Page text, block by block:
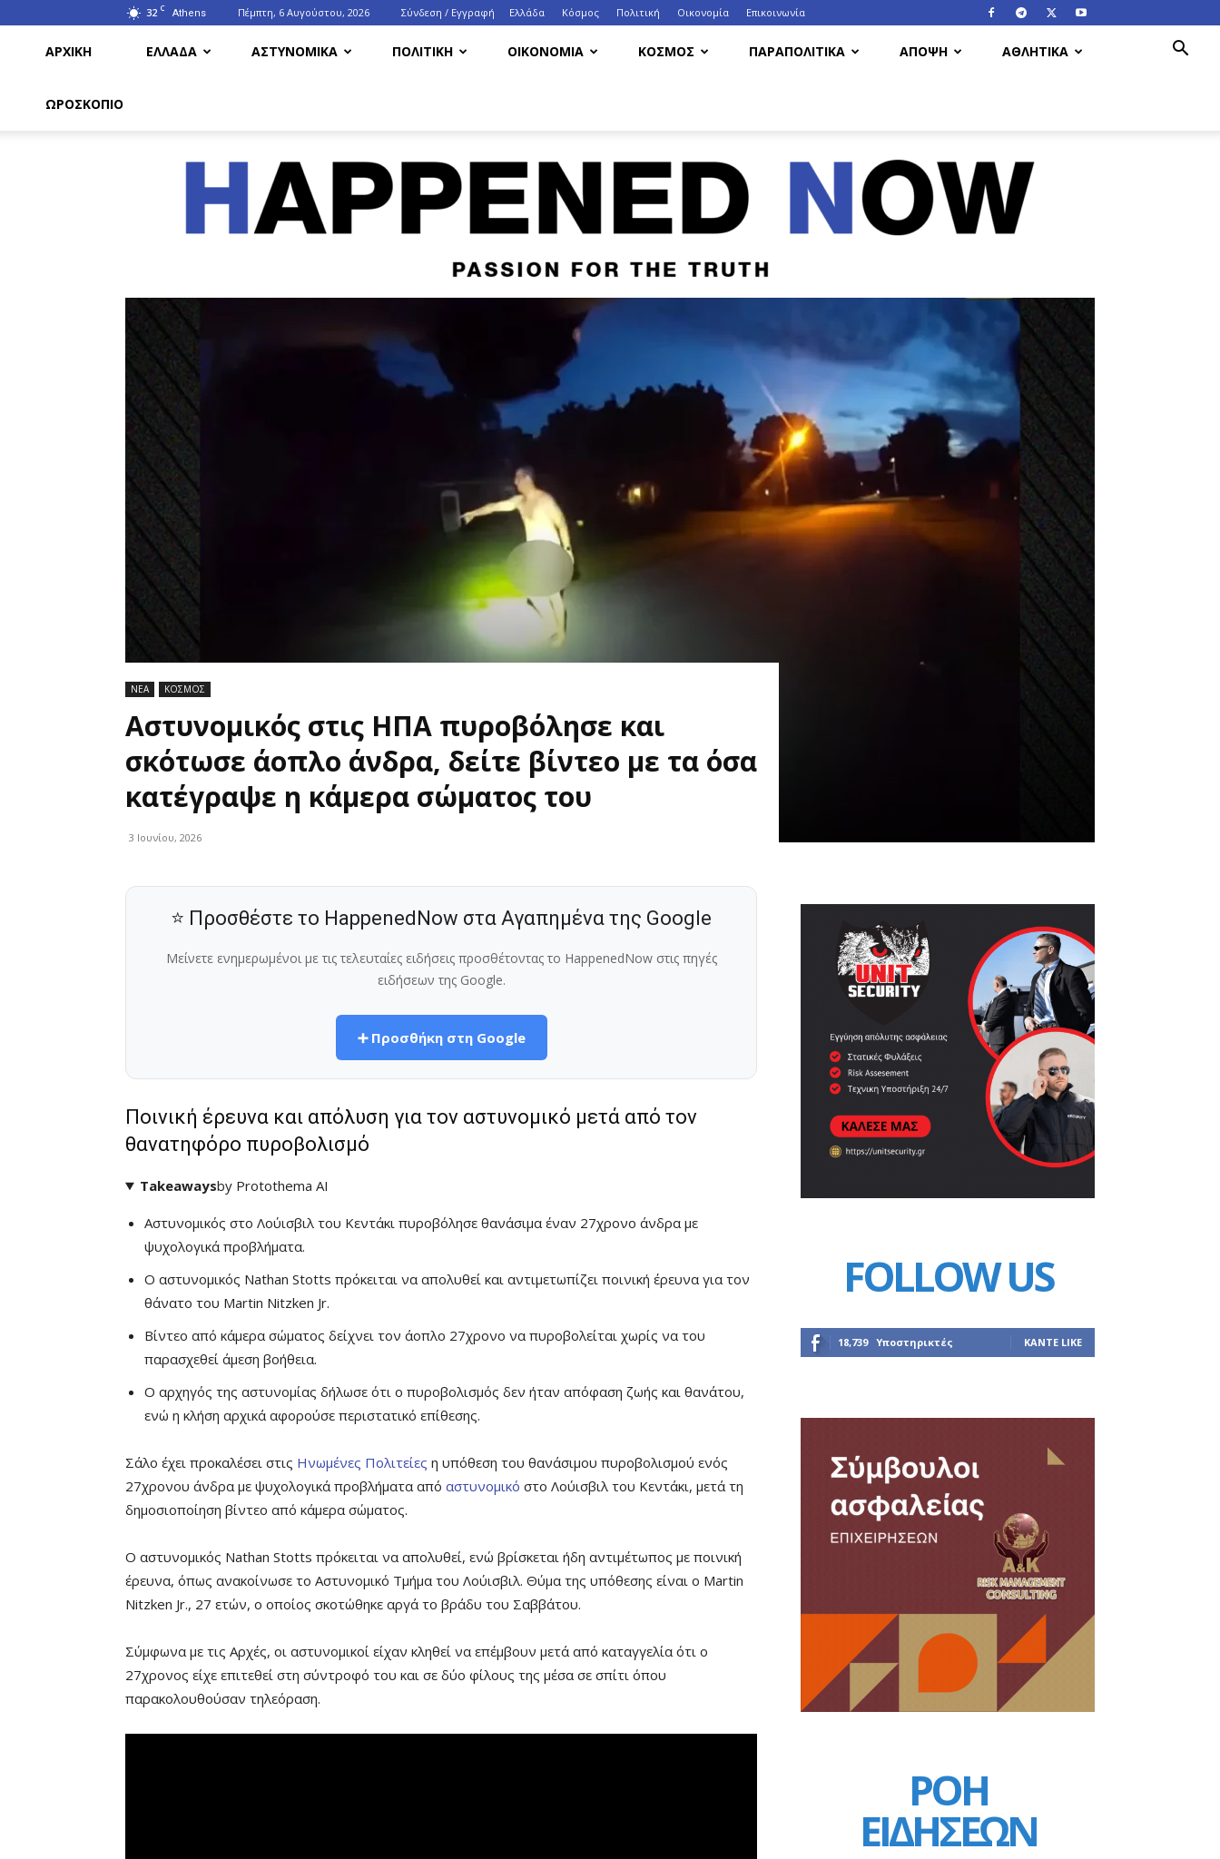
32 C Athens Πέμπτη, 6 Αυγούστου, 2026 Σύνδεση / Εγγραφή Ελλάδα Κόσμος Πολιτική Οικονομία Eπικοινωνία
ΑΡΧΙΚΗ ΕΛΛΑΔΑ ΑΣΤΥΝΟΜΙΚΑ ΠΟΛΙΤΙΚΗ ΟΙΚΟΝΟΜΙΑ ΚΟΣΜΟΣ ΠΑΡΑΠΟΛΙΤΙΚΑ ΑΠΟΨΗ ΑΘΛΗΤΙΚΑ
ΩΡΟΣΚΟΠΙΟ
ΝΕΑ ΚΟΣΜΟΣ
Αστυνομικός στις ΗΠΑ πυροβόλησε και
σκότωσε άοπλο άνδρα, δείτε βίντεο με τα όσα
κατέγραψε η κάμερα σώματος του
3 Ιουνίου, 2026
⭐ Προσθέστε το HappenedNow στα Αγαπημένα της Google
Μείνετε ενημερωμένοι με τις τελευταίες ειδήσεις προσθέτοντας το HappenedNow στις πηγές
ειδήσεων της Google.
➕ Προσθήκη στη Google
Ποινική έρευνα και απόλυση για τον αστυνομικό μετά από τον
θανατηφόρο πυροβολισμό
Takeawaysby Protothema AI
Αστυνομικός στο Λούισβιλ του Κεντάκι πυροβόλησε θανάσιμα έναν 27χρονο άνδρα με
ψυχολογικά προβλήματα.
Ο αστυνομικός Nathan Stotts πρόκειται να απολυθεί και αντιμετωπίζει ποινική έρευνα για τον
θάνατο του Martin Nitzken Jr.
Βίντεο από κάμερα σώματος δείχνει τον άοπλο 27χρονο να πυροβολείται χωρίς να του
παρασχεθεί άμεση βοήθεια.
Ο αρχηγός της αστυνομίας δήλωσε ότι ο πυροβολισμός δεν ήταν απόφαση ζωής και θανάτου,
ενώ η κλήση αρχικά αφορούσε περιστατικό επίθεσης.
Σάλο έχει προκαλέσει στις Ηνωμένες Πολιτείες η υπόθεση του θανάσιμου πυροβολισμού ενός
27χρονου άνδρα με ψυχολογικά προβλήματα από αστυνομικό στο Λούισβιλ του Κεντάκι, μετά τη
δημοσιοποίηση βίντεο από κάμερα σώματος.
Ο αστυνομικός Nathan Stotts πρόκειται να απολυθεί, ενώ βρίσκεται ήδη αντιμέτωπος με ποινική
έρευνα, όπως ανακοίνωσε το Αστυνομικό Τμήμα του Λούισβιλ. Θύμα της υπόθεσης είναι ο Martin
Nitzken Jr., 27 ετών, ο οποίος σκοτώθηκε αργά το βράδυ του Σαββάτου.
Σύμφωνα με τις Αρχές, οι αστυνομικοί είχαν κληθεί να επέμβουν μετά από καταγγελία ότι ο
27χρονος είχε επιτεθεί στη σύντροφό του και σε δύο φίλους της μέσα σε σπίτι όπου
παρακολουθούσαν τηλεόραση.
FOLLOW US
18,739 Υποστηρικτές ΚΆΝΤΕ LIKE
ΡΟΗ
ΕΙΔΗΣΕΩΝ